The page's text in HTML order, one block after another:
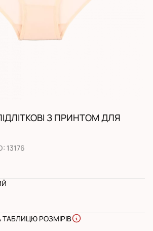
З ПРИНТОМ ДЛЯ
13176
ТАБЛИЦЮ РОЗМІРІВ